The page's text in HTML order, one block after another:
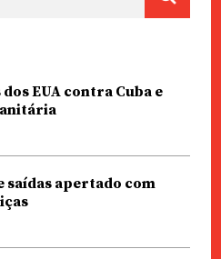
EUA contra Cuba e
saídas apertado com